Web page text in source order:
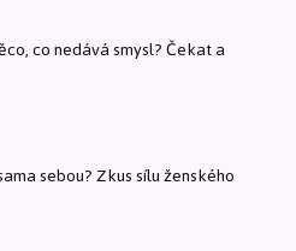
co nedává smysl? Čekat a
sebou? Zkus sílu ženského